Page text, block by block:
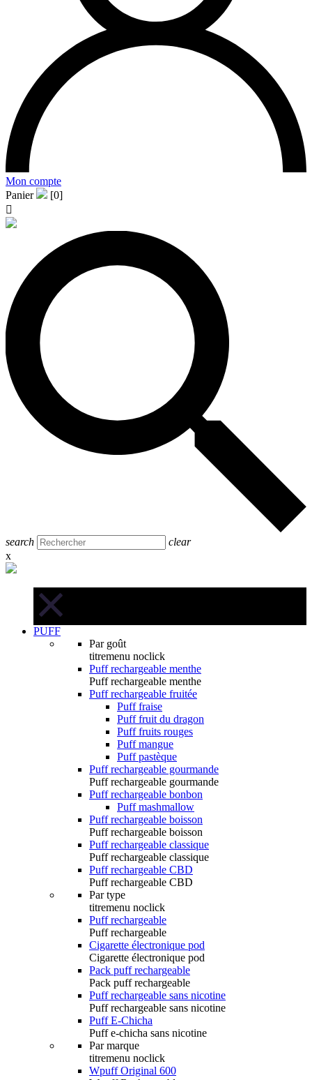
Mon compte
Panier
[0]

search
clear
x
PUFF
Par goût
titremenu noclick
Puff rechargeable menthe
Puff rechargeable menthe
Puff rechargeable fruitée
Puff fraise
Puff fruit du dragon
Puff fruits rouges
Puff mangue
Puff pastèque
Puff rechargeable gourmande
Puff rechargeable gourmande
Puff rechargeable bonbon
Puff mashmallow
Puff rechargeable boisson
Puff rechargeable boisson
Puff rechargeable classique
Puff rechargeable classique
Puff rechargeable CBD
Puff rechargeable CBD
Par type
titremenu noclick
Puff rechargeable
Puff rechargeable
Cigarette électronique pod
Cigarette électronique pod
Pack puff rechargeable
Pack puff rechargeable
Puff rechargeable sans nicotine
Puff rechargeable sans nicotine
Puff E-Chicha
Puff e-chicha sans nicotine
Par marque
titremenu noclick
Wpuff Original 600